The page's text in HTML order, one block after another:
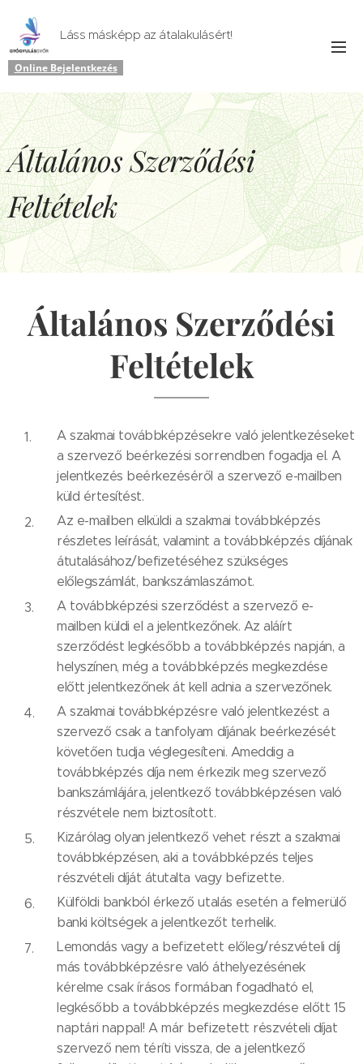
Láss másképp az átalakulásért!
Online Bejelentkezés
Általános Szerződési
Feltételek
Általános Szerződési
Feltételek
A szakmai továbbképzésekre való jelentkezéseket
a szervező beérkezési sorrendben fogadja el. A
jelentkezés beérkezéséről a szervező e-mailben
küld értesítést.
Az e-mailben elküldi a szakmai továbbképzés
részletes leírását, valamint a továbbképzés díjának
átutalásához/befizetéséhez szükséges
előlegszámlát, bankszámlaszámot.
A továbbképzési szerződést a szervező e-
mailben küldi el a jelentkezőnek. Az aláírt
szerződést legkésőbb a továbbképzés napján, a
helyszínen, még a továbbképzés megkezdése
előtt jelentkezőnek át kell adnia a szervezőnek.
A szakmai továbbképzésre való jelentkezést a
szervező csak a tanfolyam díjának beérkezését
követően tudja véglegesíteni. Ameddig a
továbbképzés díja nem érkezik meg szervező
bankszámlájára, jelentkező továbbképzésen való
részvétele nem biztosított.
Kizárólag olyan jelentkező vehet részt a szakmai
továbbképzésen, aki a továbbképzés teljes
részvételi díját átutalta vagy befizette.
Külföldi bankból érkező utalás esetén a felmerülő
banki költségek a jelentkezőt terhelik.
Lemondás vagy a befizetett előleg/részvételi díj
más továbbképzésre való áthelyezésének
kérelme csak írásos formában fogadható el,
legkésőbb a továbbképzés megkezdése előtt 15
naptári nappal! A már befizetett részvételi díjat
szervező nem téríti vissza, de a jelentkező